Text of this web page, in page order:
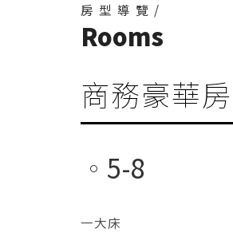
房型導覽/
Rooms
商務豪華房
5-8
一大床